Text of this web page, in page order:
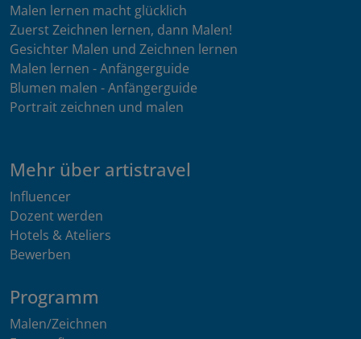
Malen lernen macht glücklich
Zuerst Zeichnen lernen, dann Malen!
Gesichter Malen und Zeichnen lernen
Malen lernen - Anfängerguide
Blumen malen - Anfängerguide
Portrait zeichnen und malen
Mehr über artistravel
Influencer
Dozent werden
Hotels & Ateliers
Bewerben
Programm
Malen/Zeichnen